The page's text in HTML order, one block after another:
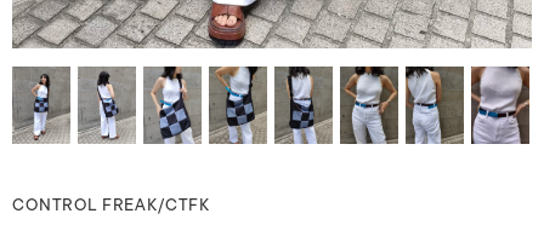
CONTROL FREAK/CTFK